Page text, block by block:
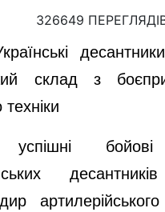
y
V
i
d
326649
склад з
бойові
артилерійського